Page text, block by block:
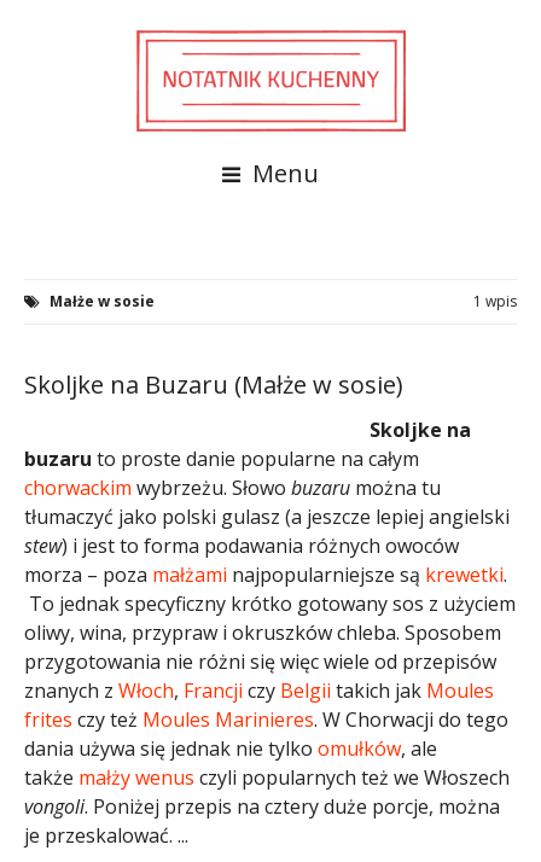
Menu
Małże w sosie 1 wpis
Skoljke na Buzaru (Małże w sosie)
Skoljke na
buzaru to proste danie popularne na całym
chorwackim wybrzeżu. Słowo buzaru można tu
tłumaczyć jako polski gulasz (a jeszcze lepiej angielski
stew) i jest to forma podawania różnych owoców
morza – poza małżami najpopularniejsze są krewetki.
To jednak specyficzny krótko gotowany sos z użyciem
oliwy, wina, przypraw i okruszków chleba. Sposobem
przygotowania nie różni się więc wiele od przepisów
znanych z Włoch, Francji czy Belgii takich jak Moules
frites czy też Moules Marinieres. W Chorwacji do tego
dania używa się jednak nie tylko omułków, ale
także małży wenus czyli popularnych też we Włoszech
vongoli. Poniżej przepis na cztery duże porcje, można
je przeskalować. ...